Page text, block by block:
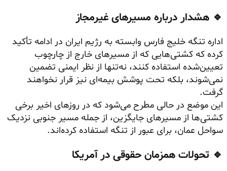
🔹 هشدار درباره مسیرهای غیرمجاز
اداره تنگه خلیج فارس وابسته به رژیم ایران در ادامه تأکید
کرده که کشتی‌هایی که از مسیرهای خارج از چارچوب
تعیین‌شده استفاده کنند، نه‌تنها از نظر ایمنی تضمین
نمی‌شوند، بلکه تحت پوشش بیمه‌ای نیز قرار نخواهند
گرفت.
این موضع در حالی مطرح می‌شود که در روزهای اخیر برخی
کشتی‌ها از مسیرهای جایگزین، از جمله مسیر جنوبی نزدیک
سواحل عمان، برای عبور از تنگه استفاده کرده‌اند.
🔹 تحولات همزمان حقوقی در آمریکا